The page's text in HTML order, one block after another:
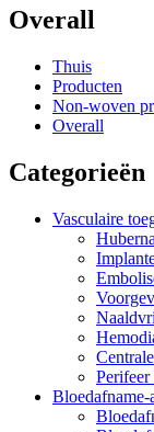
Overall
Thuis
Producten
Non-woven
Overall
Categorieën
Vasculaire
Perifeer
Bloedafname-